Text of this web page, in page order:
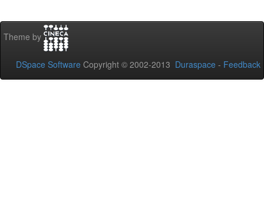
Theme by
DSpace Software Copyright © 2002-2013 Duraspace - Feedback